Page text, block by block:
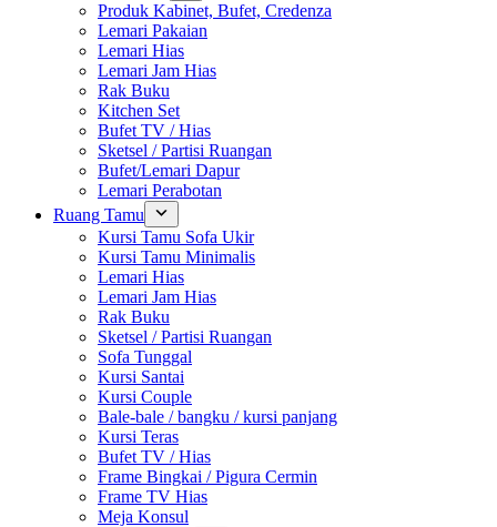
Produk Kabinet, Bufet, Credenza
Lemari Pakaian
Lemari Hias
Lemari Jam Hias
Rak Buku
Kitchen Set
Bufet TV / Hias
Sketsel / Partisi Ruangan
Bufet/Lemari Dapur
Lemari Perabotan
Ruang Tamu
Kursi Tamu Sofa Ukir
Kursi Tamu Minimalis
Lemari Hias
Lemari Jam Hias
Rak Buku
Sketsel / Partisi Ruangan
Sofa Tunggal
Kursi Santai
Kursi Couple
Bale-bale / bangku / kursi panjang
Kursi Teras
Bufet TV / Hias
Frame Bingkai / Pigura Cermin
Frame TV Hias
Meja Konsul